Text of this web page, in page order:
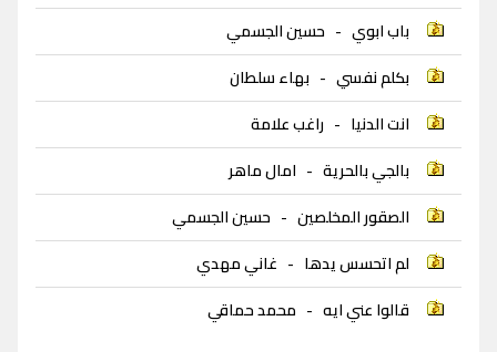
باب ابوي - حسين الجسمي
بكلم نفسي - بهاء سلطان
انت الدنيا - راغب علامة
بالجي بالحرية - امال ماهر
الصقور المخلصين - حسين الجسمي
لم اتحسس يدها - غاني مهدي
قالوا عني ايه - محمد حماقي